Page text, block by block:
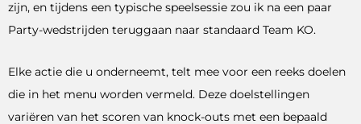
zijn, en tijdens een typische speelsessie zou ik na een paar
Party-wedstrijden teruggaan naar standaard Team KO.
Elke actie die u onderneemt, telt mee voor een reeks doelen
die in het menu worden vermeld. Deze doelstellingen
variëren van het scoren van knock-outs met een bepaald